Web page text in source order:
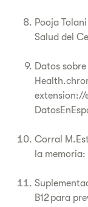
Pooja
Salud del
Datos
Corral
la
B12 para